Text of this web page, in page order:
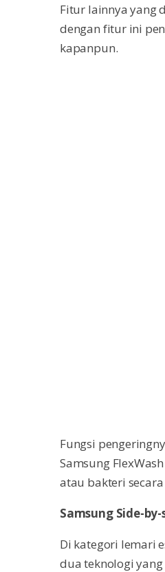
Fitur lainnya yang
dengan fitur ini
kapanpun.
Fungsi
Samsung
atau bakteri
Samsung Side-
Di kategori lemari
dua teknologi yang